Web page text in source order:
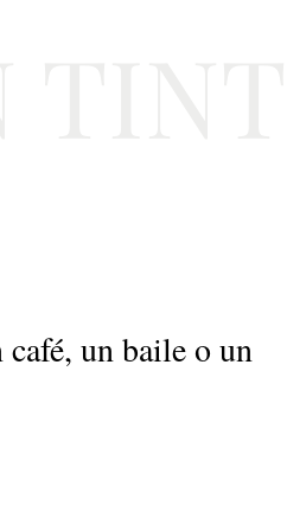
un baile o un